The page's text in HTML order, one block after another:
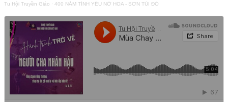
Tu Hội Truyền Giáo · 400 NĂM TÌNH YÊU NỞ HOA - SƠN TÚI ĐỎ